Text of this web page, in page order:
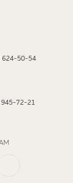
624-50-54
945-72-21